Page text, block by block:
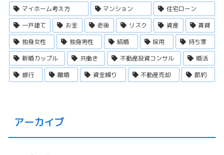
マイホーム考え方 マンション
住宅ローン
一戸建て
お金 老後 リスク 資産
賃貸
独身女性
独身男性 結婚 採用
持ち家
新婚カップル
共働き 不動産投資コンサル
婚活
銀行
離婚 資金繰り 不動産売却 節約
アーカイブ